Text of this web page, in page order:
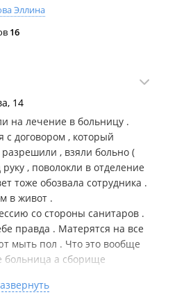
право . Очень больно ( с
) меня поволокли в
тоже ответила . Санитар в
женщины , спросил и входа в
?"
меня в живот .
скорой помощи . Был
.
.
, как пожилую пациентку
ласковыми голосачками .
. Спала она в
холодно ) . Подошла
стала будить .
того как
люди , которых надо самих
Эллина
16
14
на лечение в больницу .
с договором , который
, взяли больно (
, поволокли в отделение
тоже обозвала сотрудника .
в живот .
со стороны санитаров .
правда . Матерятся на все
мыть пол . Что это вообще
больница а сборище
, которые называют себя